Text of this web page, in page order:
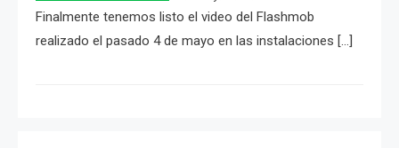
Finalmente tenemos listo el video del Flashmob
realizado el pasado 4 de mayo en las instalaciones […]